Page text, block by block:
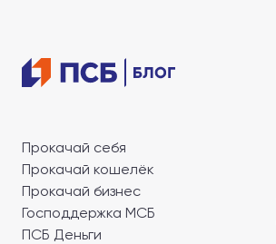
Прокачай себя
Прокачай кошелёк
Прокачай бизнес
Господдержка МСБ
ПСБ Деньги